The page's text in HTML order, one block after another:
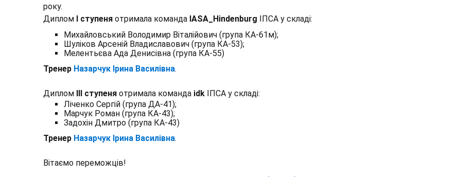
року.
Диплом І ступеняотримала команда IASA_Hindenburg ІПСА у складі:
Михайловський Володимир Віталійович (група КА-61м);
Шуліков Арсеній Владиславович (група КА-53);
Мелентьєва Ада Денисівна (група КА-55)
Тренер Назарчук Ірина Василівна.
Диплом ІІІ ступеняотримала команда idkІПСА у складі:
Ліченко Сергій (група ДА-41);
Марчук Роман (група КА-43);
Задохін Дмитро (група КА-43)
Тренер Назарчук Ірина Василівна.
Вітаємо переможців!